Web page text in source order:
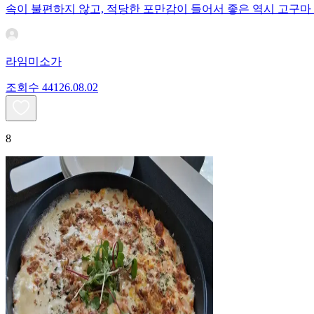
속이 불편하지 않고, 적당한 포만감이 들어서 좋은 역시 고구
라임미소가
조회수 441 26.08.02
8